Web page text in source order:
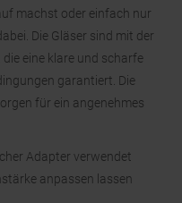
machst oder einfach nur
Die Gläser sind mit der
eine klare und scharfe
garantiert. Die
für ein angenehmes
Adapter verwendet
anpassen lassen